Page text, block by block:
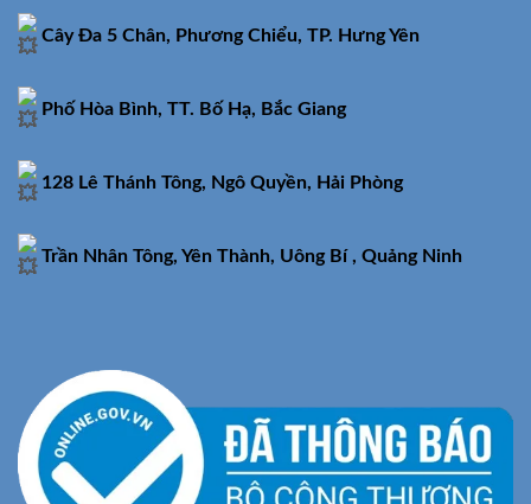
Cây Đa 5 Chân, Phương Chiểu, TP. Hưng Yên
Phố Hòa Bình, TT. Bố Hạ, Bắc Giang
128 Lê Thánh Tông, Ngô Quyền, Hải Phòng
Trần Nhân Tông, Yên Thành, Uông Bí , Quảng Ninh